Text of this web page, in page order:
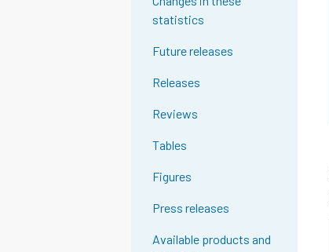
statistics
Future releases
Releases
Reviews
Tables
Figures
Press releases
Available products and